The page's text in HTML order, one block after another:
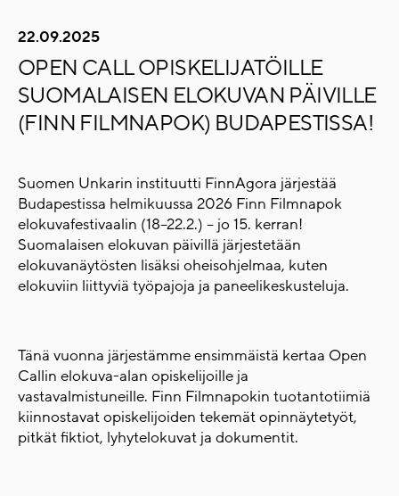
22.09.2025
OPEN CALL OPISKELIJATÖILLE
SUOMALAISEN ELOKUVAN PÄIVILLE
(FINN FILMNAPOK) BUDAPESTISSA!
Suomen Unkarin instituutti FinnAgora järjestää
Budapestissa helmikuussa 2026 Finn Filmnapok
elokuvafestivaalin (18–22.2.) – jo 15. kerran!
Suomalaisen elokuvan päivillä järjestetään
elokuvanäytösten lisäksi oheisohjelmaa, kuten
elokuviin liittyviä työpajoja ja paneelikeskusteluja.
Tänä vuonna järjestämme ensimmäistä kertaa Open
Callin elokuva-alan opiskelijoille ja
vastavalmistuneille. Finn Filmnapokin tuotantotiimiä
kiinnostavat opiskelijoiden tekemät opinnäytetyöt,
pitkät fiktiot, lyhytelokuvat ja dokumentit.